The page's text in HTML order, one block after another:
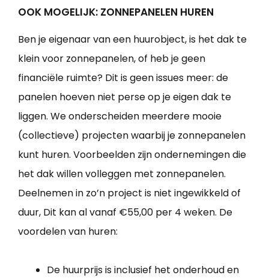
OOK MOGELIJK: ZONNEPANELEN HUREN
Ben je eigenaar van een huurobject, is het dak te
klein voor zonnepanelen, of heb je geen
financiële ruimte? Dit is geen issues meer: de
panelen hoeven niet perse op je eigen dak te
liggen. We onderscheiden meerdere mooie
(collectieve) projecten waarbij je zonnepanelen
kunt huren. Voorbeelden zijn ondernemingen die
het dak willen volleggen met zonnepanelen.
Deelnemen in zo’n project is niet ingewikkeld of
duur, Dit kan al vanaf €55,00 per 4 weken. De
voordelen van huren:
De huurprijs is inclusief het onderhoud en